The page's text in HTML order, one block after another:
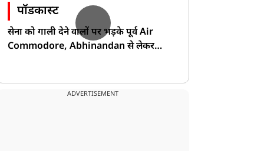
पॉडकास्ट
सेना को गाली देने वालों पर भड़के पूर्व Air
Commodore, Abhinandan से लेकर
ADVERTISEMENT